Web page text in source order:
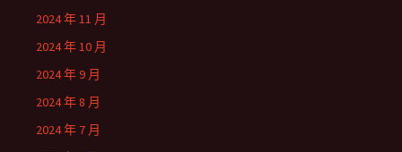
2024 年 11 月
2024 年 10 月
2024 年 9 月
2024 年 8 月
2024 年 7 月